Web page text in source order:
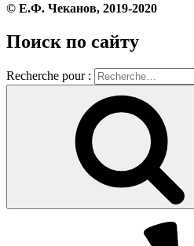
© Е.Ф. Чеканов, 2019-2020
Поиск по сайту
Recherche pour :